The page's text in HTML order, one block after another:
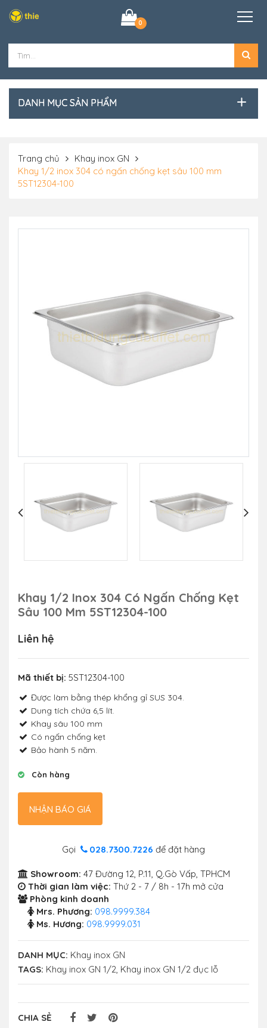
0
DANH MỤC SẢN PHẨM
Trang chủ
Khay inox GN
Khay 1/2 inox 304 có ngấn chống kẹt sâu 100 mm
5ST12304-100
Khay 1/2 Inox 304 Có Ngấn Chống Kẹt
Sâu 100 Mm 5ST12304-100
Liên hệ
Mã thiết bị: 5ST12304-100
Được làm bằng thép khổng gỉ SUS 304.
Dung tích chứa 6,5 lít.
Khay sâu 100 mm
Có ngấn chống kẹt
Bảo hành 5 năm.
Còn hàng
NHẬN BÁO GIÁ
Gọi 028.7300.7226 để đặt hàng
Showroom: 47 Đường 12, P.11, Q.Gò Vấp, TPHCM
Thời gian làm việc: Thứ 2 - 7 / 8h - 17h mở cửa
Phòng kinh doanh
Mrs. Phương: 098.9999.384
Ms. Hương: 098.9999.031
DANH MỤC: Khay inox GN
TAGS: Khay inox GN 1/2, Khay inox GN 1/2 đục lỗ
CHIA SẺ